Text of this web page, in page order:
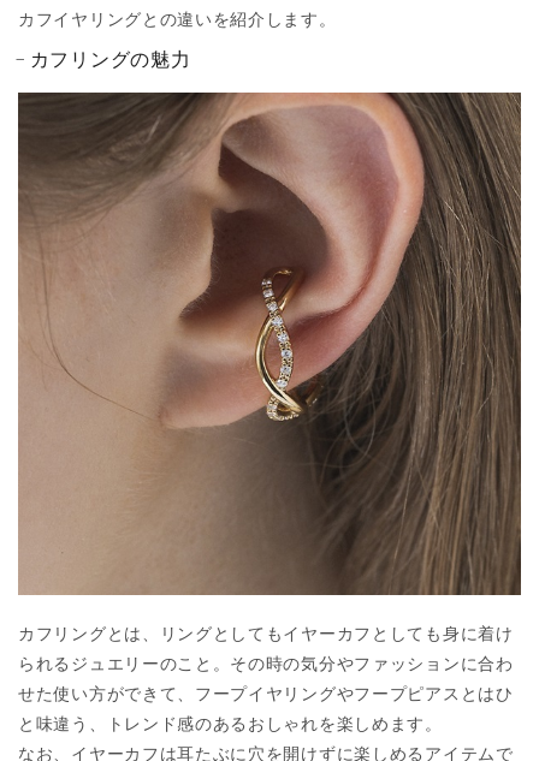
カフイヤリングとの違いを紹介します。
カフリングの魅力
カフリングとは、リングとしてもイヤーカフとしても身に着け
られるジュエリーのこと。その時の気分やファッションに合わ
せた使い方ができて、フープイヤリングやフープピアスとはひ
と味違う、トレンド感のあるおしゃれを楽しめます。
なお、イヤーカフは耳たぶに穴を開けずに楽しめるアイテムで